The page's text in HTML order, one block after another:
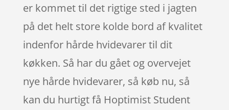
er kommet til det rigtige sted i jagten
på det helt store kolde bord af kvalitet
indenfor hårde hvidevarer til dit
køkken. Så har du gået og overvejet
nye hårde hvidevarer, så køb nu, så
kan du hurtigt få Hoptimist Student